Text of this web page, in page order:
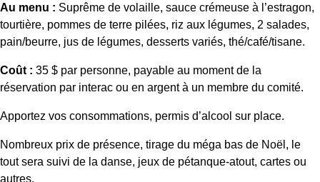
Au menu : Suprême de volaille, sauce crémeuse à l’estragon,
tourtière, pommes de terre pilées, riz aux légumes, 2 salades,
pain/beurre, jus de légumes, desserts variés, thé/café/tisane.
Coût : 35 $ par personne, payable au moment de la
réservation par interac ou en argent à un membre du comité.
Apportez vos consommations, permis d’alcool sur place.
Nombreux prix de présence, tirage du méga bas de Noël, le
tout sera suivi de la danse, jeux de pétanque-atout, cartes ou
autres.